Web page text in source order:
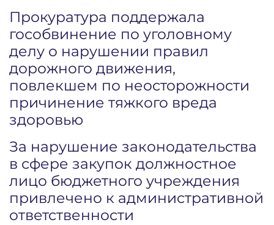
Прокуратура поддержала
гособвинение по уголовному
делу о нарушении правил
дорожного движения,
повлекшем по неосторожности
причинение тяжкого вреда
здоровью
За нарушение законодательства
в сфере закупок должностное
лицо бюджетного учреждения
привлечено к административной
ответственности